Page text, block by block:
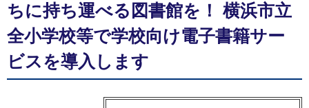
ちに持ち運べる図書館を！ 横浜市立
全小学校等で学校向け電子書籍サー
ビスを導入します